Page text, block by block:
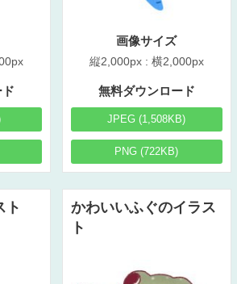
画像サイズ
縦2,000px : 横2,000px
無料ダウンロード
JPEG (1,508KB)
PNG (722KB)
ト
かわいいふぐのイラス
ト